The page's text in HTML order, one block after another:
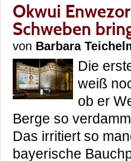
Okwui
Schweben
von Barbara
Die
weiß
ob er
Berge so
Das irritiert so
bayerische